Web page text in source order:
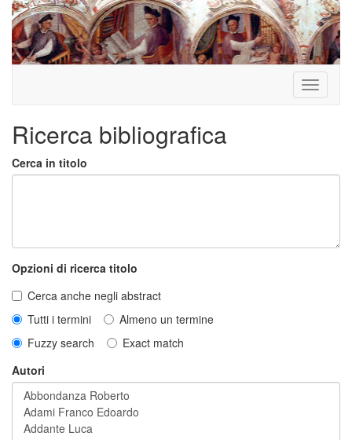
Toggle
Ricerca bibliografica
Cerca in titolo
Opzioni di ricerca titolo
Cerca anche negli abstract
Tutti i termini
Almeno un termine
Fuzzy search
Exact match
Autori